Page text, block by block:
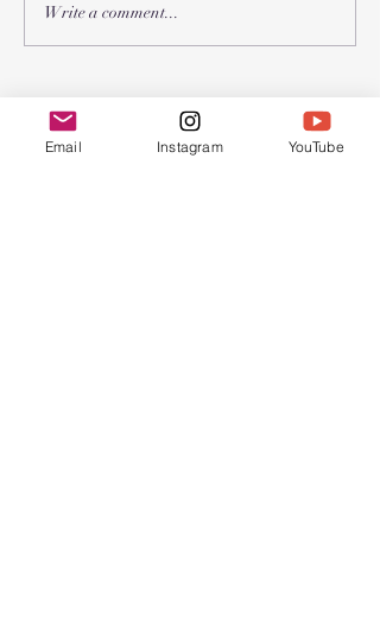
2026年 受难节和复活节聚
会
Write a comment...
Chinese Bible
Church of Greater
Email Instagram YouTube